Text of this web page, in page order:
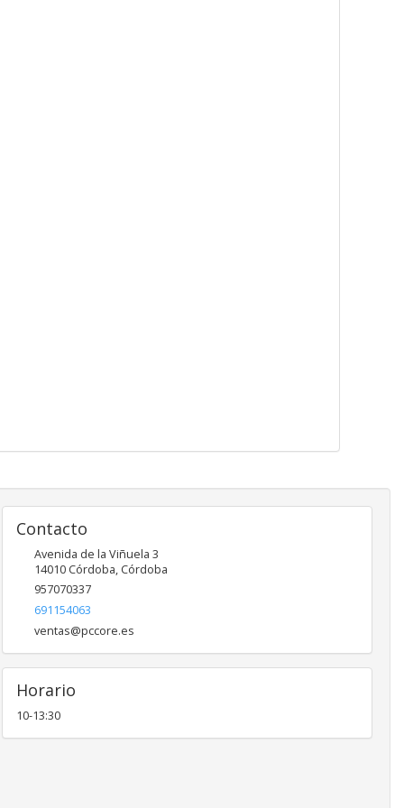
Contacto
Avenida de la Viñuela 3
14010 Córdoba, Córdoba
957070337
691154063
ventas@pccore.es
Horario
10-13:30